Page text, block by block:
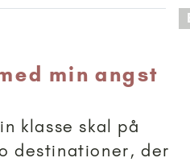
min angst
klasse skal på
destinationer, der